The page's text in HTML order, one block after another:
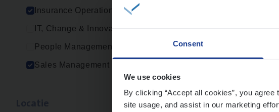
Consent
We use cookies
By clicking “Accept all cookies”, you
site usage, and assist in our marketing
Insurance Operations
IT, Change & Innovation
People Management
Sales Management